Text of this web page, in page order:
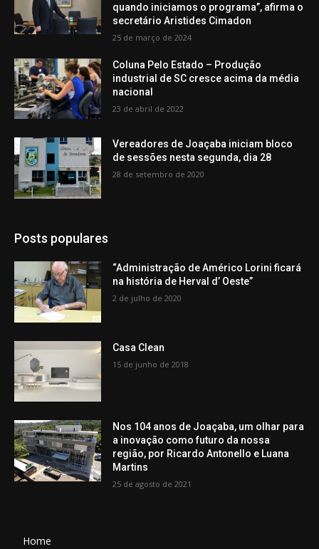
quando iniciamos o programa”, afirma o
secretário Aristides Cimadon
25 de março de 2024
Coluna Pelo Estado – Produção
industrial de SC cresce acima da média
nacional
23 de abril de 2022
Vereadores de Joaçaba iniciam bloco
de sessões nesta segunda, dia 28
28 de setembro de 2020
Posts populares
“Administração de Américo Lorini ficará
na história de Herval d’ Oeste”
2 de julho de 2020
Casa Clean
15 de junho de 2018
Nos 104 anos de Joaçaba, um olhar para
a inovação como futuro da nossa
região, por Ricardo Antonello e Luana
Martins
25 de agosto de 2021
Home